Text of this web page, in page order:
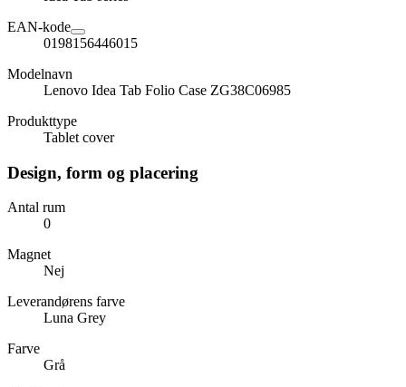
EAN-kode
0198156446015
Modelnavn
Lenovo Idea Tab Folio Case ZG38C06985
Produkttype
Tablet cover
Design, form og placering
Antal rum
0
Magnet
Nej
Leverandørens farve
Luna Grey
Farve
Grå